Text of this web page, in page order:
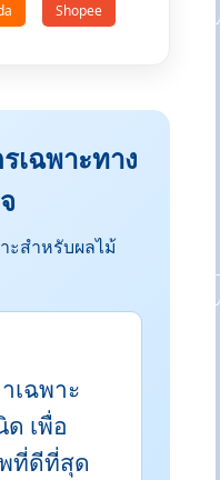
Shopee
เฉพาะทาง
ะสำหรับผลไม้
เฉพาะ
เพื่อ
ที่ดีที่สุด